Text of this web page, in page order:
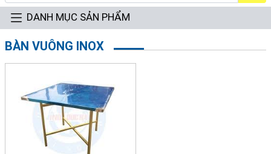
DANH MỤC SẢN PHẨM
BÀN VUÔNG INOX